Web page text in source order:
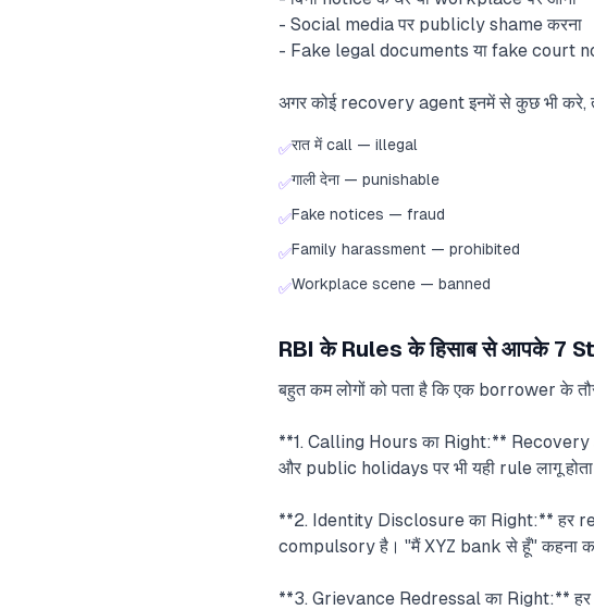
- Social media पर publicly shame करना
- Fake legal documents या fake court
अगर कोई recovery agent इनमें से कुछ भी
✅रात में call — illegal
✅गाली देना — punishable
✅Fake notices — fraud
✅Family harassment — prohibited
✅Workplace scene — banned
RBI के Rules के हिसाब से आपके 7
बहुत कम लोगों को पता है कि एक borrower के
**1. Calling Hours का Right:**
और public holidays पर भी यही rule लागू
**2. Identity Disclosure का Right:** हर
compulsory है। "मैं XYZ bank से हूँ" कहना
**3. Grievance Redressal का Right:**